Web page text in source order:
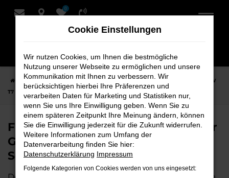
Zum
0
Startseite Weyhe VW VW T7 Transporter
Finden Sie Ihren VW
T7 Transporter Gebrauchtwagen für Weyhe bei Schmidt + Koch
Finden Sie Ihren VW T7 Transporter
Gebrauchtwagen für Weyhe bei
Schmidt + Koch
Cookie Einstellungen
Wir nutzen Cookies, um Ihnen die bestmögliche
Nutzung unserer Webseite zu ermöglichen und unsere
Kommunikation mit Ihnen zu verbessern. Wir
berücksichtigen hierbei Ihre Präferenzen und
verarbeiten Daten für Marketing und Statistiken nur,
wenn Sie uns Ihre Einwilligung geben. Wenn Sie zu
einem späteren Zeitpunkt Ihre Meinung ändern, können
Sie die Einwilligung jederzeit für die Zukunft widerrufen.
Weitere Informationen zum Umfang der
Datenverarbeitung finden Sie hier:
Datenschutzerklärung Impressum
Folgende Kategorien von Cookies werden von uns eingesetzt: